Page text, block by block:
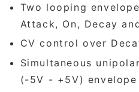
Two looping
Attack, On, Decay
CV control over
Simultaneous
(-5V - +5V)